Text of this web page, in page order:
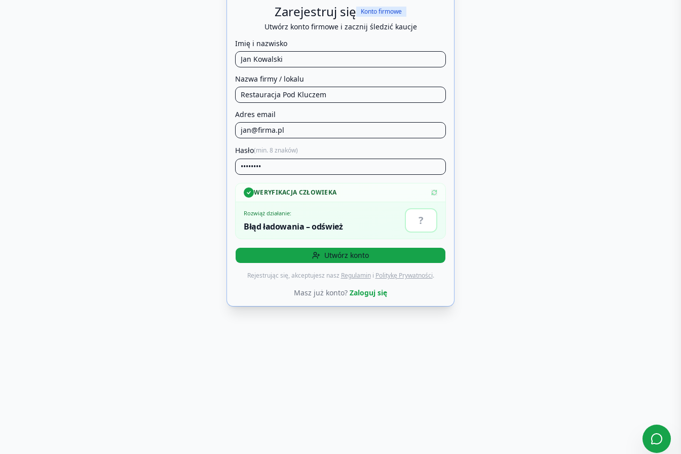
Zarejestruj się Konto firmowe
Utwórz konto firmowe i zacznij śledzić kaucje
Imię i nazwisko
Nazwa firmy / lokalu
Adres email
Hasło(min. 8 znaków)
WERYFIKACJA CZŁOWIEKA
Rozwiąż działanie:
Błąd ładowania – odśwież
Utwórz konto
Rejestrując się, akceptujesz nasz Regulamini Politykę Prywatności.
Masz już konto? Zaloguj się